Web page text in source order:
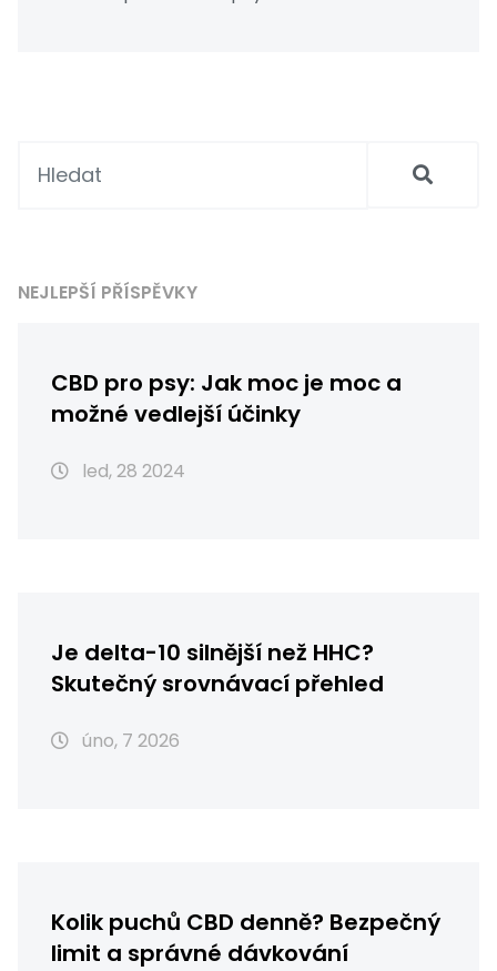
NEJLEPŠÍ PŘÍSPĚVKY
CBD pro psy: Jak moc je moc a
možné vedlejší účinky
led, 28 2024
Je delta-10 silnější než HHC?
Skutečný srovnávací přehled
úno, 7 2026
Kolik puchů CBD denně? Bezpečný
limit a správné dávkování